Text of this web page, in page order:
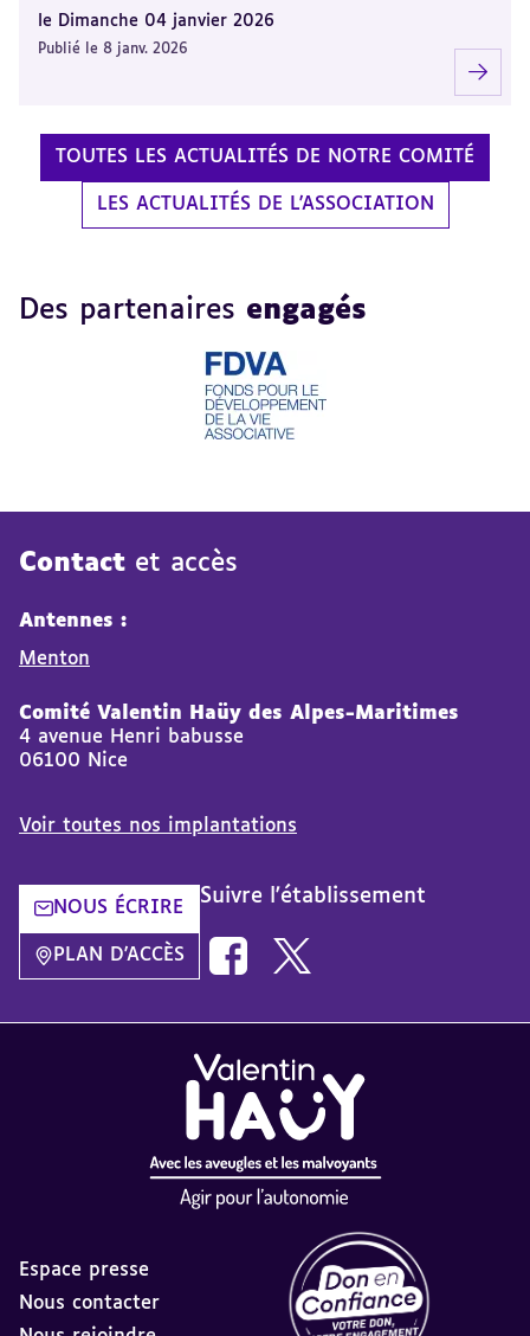
le Dimanche 04 janvier 2026
Publié le 8 janv. 2026
TOUTES LES ACTUALITÉS DE NOTRE COMITÉ
LES ACTUALITÉS DE L'ASSOCIATION
Des partenaires engagés
Contact et accès
Antennes :
Menton
Comité Valentin Haüy des Alpes-Maritimes
4 avenue Henri babusse
06100 Nice
Voir toutes nos implantations
NOUS ÉCRIRE
PLAN D'ACCÈS
Suivre l'établissement
Nous suivre sur Facebook AVH
Nous suivre sur Twitter
Espace presse
Nous contacter